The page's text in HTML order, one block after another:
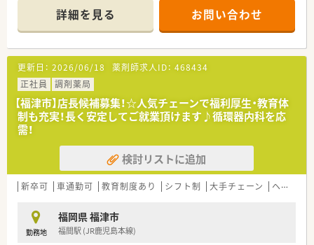
また全店舗でOTCの取り扱いがあるため、調剤だけではなくOTC
も経験できる環境です。
■社員教育に関しては、基本研修から興味ある分野を学べるテー
マ別研修があり、その他年次や役職に合わせた研修が充実してい
ます。
e‐learningは会社負担で受ける事ができるので認定薬剤師など
の取得も可能です。
■調剤店も全店舗でOTCの取り扱いがあるため、調剤だけではな
くOTCも経験できる環境です。
■チェーン店ですが様々な新しい事にチャレンジする社風で、風
詳細を見る お問い合わせ
更新日： 2026/06/18 薬剤師求人ID： 468434
正社員
調剤薬局
【福津市】店長候補募集！☆人気チェーンで福利厚生・教育体
制も充実！長く安定してご就業頂けます♪循環器内科を応
需！
検討リストに追加
新卒可 車通勤可 教育制度あり シフト制 大手チェーン ヘルプ体制充実
勤務地
福岡県 福津市
福間駅 (JR鹿児島本線)